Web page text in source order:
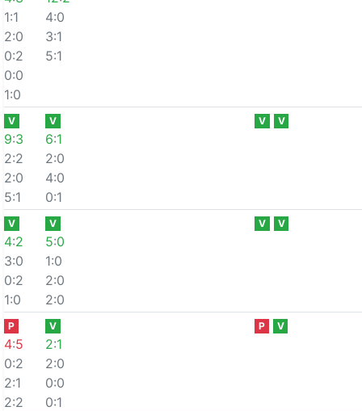
1:1
2:0
0:2
0:0
1:0
4:0
3:1
5:1
V
9:3
2:2
2:0
5:1
V
6:1
2:0
4:0
0:1
V V
V
4:2
3:0
0:2
1:0
V
5:0
1:0
2:0
2:0
V V
P
4:5
0:2
2:1
2:2
V
2:1
2:0
0:0
0:1
P V